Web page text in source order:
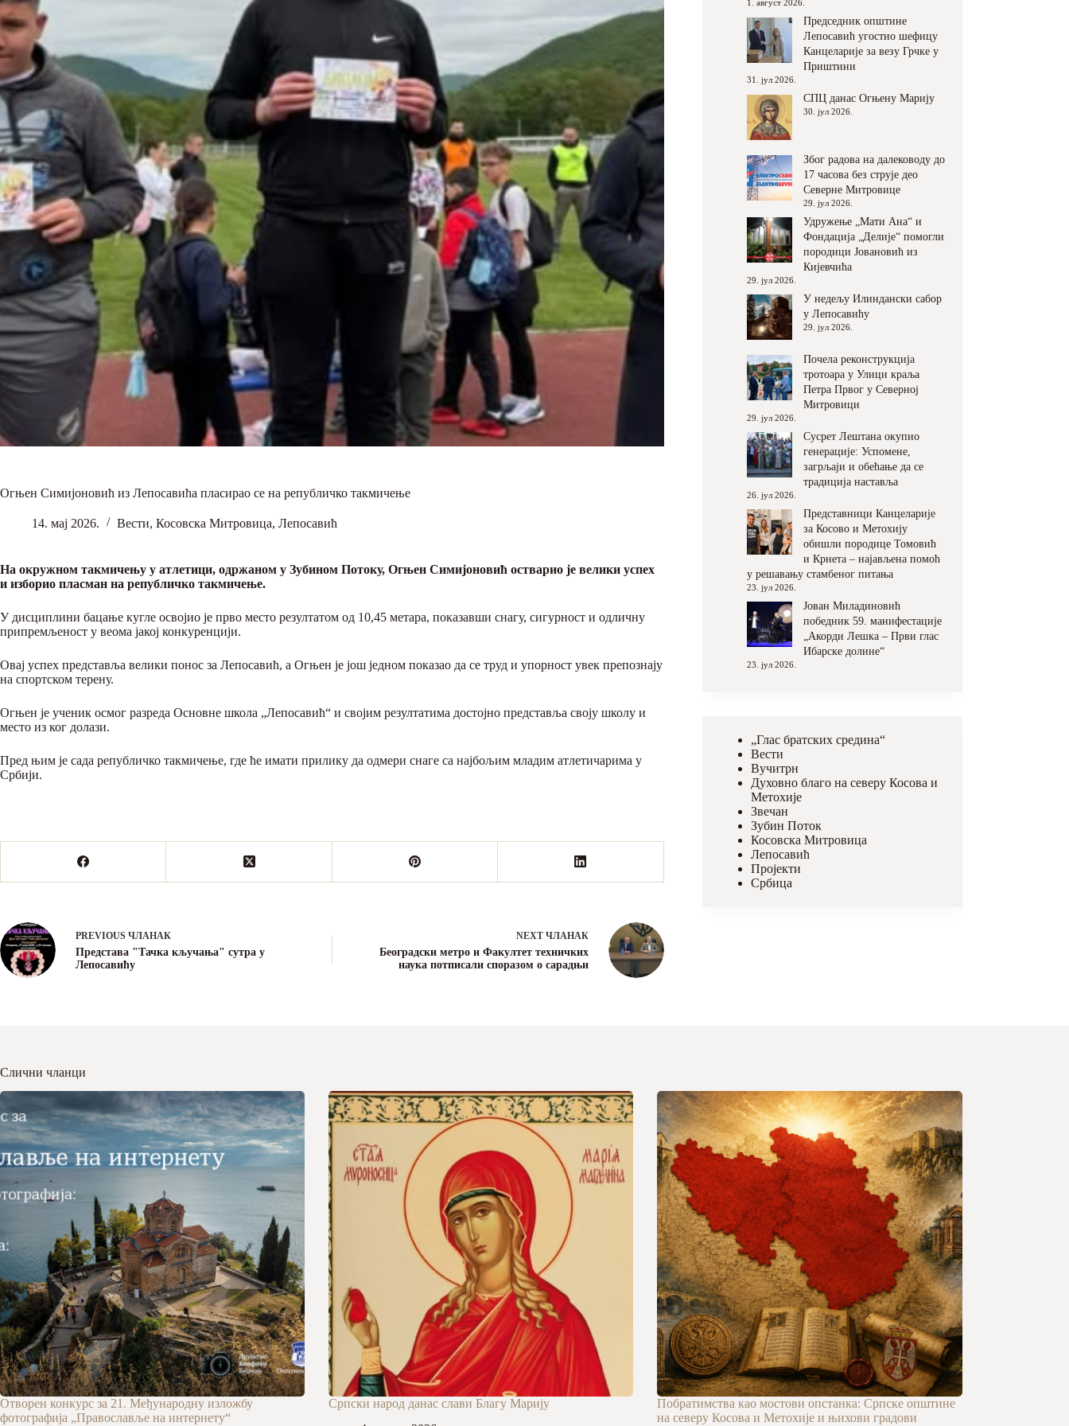
Огњен Симијоновић из Лепосавића пласирао се на републичко такмичење
14. мај 2026. Вести, Косовска Митровица, Лепосавић
На окружном такмичењу у атлетици, одржаном у Зубином Потоку, Огњен Симијоновић остварио је велики успех
и изборио пласман на републичко такмичење.
У дисциплини бацање кугле освојио је прво место резултатом од 10,45 метара, показавши снагу, сигурност и одличну
припремљеност у веома јакој конкуренцији.
Овај успех представља велики понос за Лепосавић, а Огњен је још једном показао да се труд и упорност увек препознају
на спортском терену.
Огњен је ученик осмог разреда Основне школа „Лепосавић“ и својим резултатима достојно представља своју школу и
место из ког долази.
Пред њим је сада републичко такмичење, где ће имати прилику да одмери снаге са најбољим младим атлетичарима у
Србији.
PREVIOUS ЧЛАНАК
Представа "Тачка кључања" сутра у
Лепосавићу
NEXT ЧЛАНАК
Београдски метро и Факултет техничких
наука потписали споразом о сарадњи
1. август 2026.
Председник општине
Лепосавић угостио шефицу
Канцеларије за везу Грчке у
Приштини
31. јул 2026.
СПЦ данас Огњену Марију
30. јул 2026.
Због радова на далеководу до
17 часова без струје део
Северне Митровице
29. јул 2026.
Удружење „Мати Ана“ и
Фондација „Делије“ помогли
породици Јовановић из
Кијевчића
29. јул 2026.
У недељу Илиндански сабор
у Лепосавићу
29. јул 2026.
Почела реконструкција
тротоара у Улици краља
Петра Првог у Северној
Митровици
29. јул 2026.
Сусрет Лештана окупио
генерације: Успомене,
загрљаји и обећање да се
традиција наставља
26. јул 2026.
Представници Канцеларије
за Косово и Метохију
обишли породице Томовић
и Крнета – најављена помоћ
у решавању стамбеног питања
23. јул 2026.
Јован Миладиновић
победник 59. манифестације
„Акорди Лешка – Први глас
Ибарске долине“
23. јул 2026.
„Глас братских средина“
Вести
Вучитрн
Духовно благо на северу Косова и
Метохије
Звечан
Зубин Поток
Косовска Митровица
Лепосавић
Пројекти
Србица
Слични чланци
Отворен конкурс за 21. Међународну изложбу
фотографија „Православље на интернету“
Српски народ данас слави Благу Марију
Побратимства као мостови опстанка: Српске општине
на северу Косова и Метохије и њихови градови